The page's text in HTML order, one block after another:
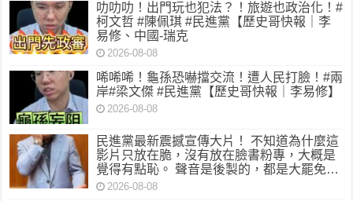
叻叻叻！出門玩也犯法？！旅遊也政治化！#
柯文哲 #陳佩琪 #民進黨【歷史哥快報｜李
易修、中國-瑞克
2026-08-08
唏唏唏！龜孫恐嚇擋交流！遭人民打臉！#兩
岸#梁文傑 #民進黨【歷史哥快報｜李易修】
2026-08-08
民進黨最新震撼宣傳大片！ 不知道為什麼這
影片只放在脆，沒有放在臉書粉專，大概是
覺得有點恥。 聲音是後製的，都是大罷免…
2026-08-08